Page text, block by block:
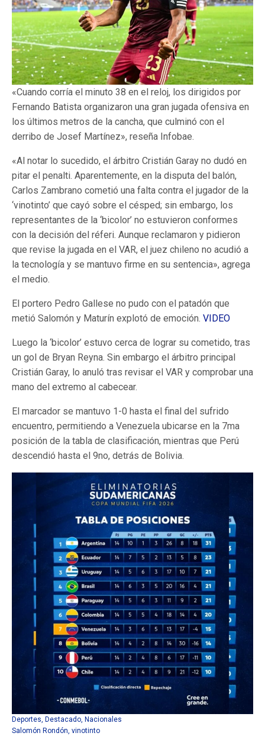
«Cuando corría el minuto 38 en el reloj, los dirigidos por
Fernando Batista organizaron una gran jugada ofensiva en
los últimos metros de la cancha, que culminó con el
derribo de Josef Martínez», reseña Infobae.
«Al notar lo sucedido, el árbitro Cristián Garay no dudó en
pitar el penalti. Aparentemente, en la disputa del balón,
Carlos Zambrano cometió una falta contra el jugador de la
‘vinotinto’ que cayó sobre el césped; sin embargo, los
representantes de la ‘bicolor’ no estuvieron conformes
con la decisión del réferi. Aunque reclamaron y pidieron
que revise la jugada en el VAR, el juez chileno no acudió a
la tecnología y se mantuvo firme en su sentencia», agrega
el medio.
El portero Pedro Gallese no pudo con el patadón que
metió Salomón y Maturín explotó de emoción. VIDEO
Luego la ‘bicolor’ estuvo cerca de lograr su cometido, tras
un gol de Bryan Reyna. Sin embargo el árbitro principal
Cristián Garay, lo anuló tras revisar el VAR y comprobar una
mano del extremo al cabecear.
El marcador se mantuvo 1-0 hasta el final del sufrido
encuentro, permitiendo a Venezuela ubicarse en la 7ma
posición de la tabla de clasificación, mientras que Perú
descendió hasta el 9no, detrás de Bolivia.
Deportes, Destacado, Nacionales
Salomón Rondón, vinotinto